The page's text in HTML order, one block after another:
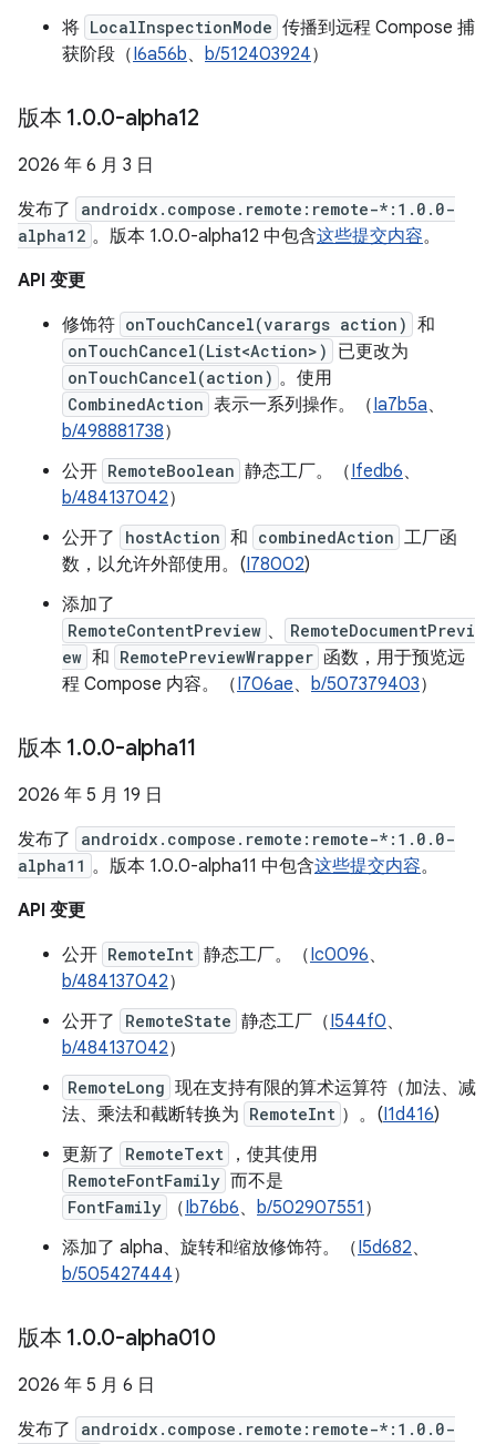
将 LocalInspectionMode 传播到远程 Compose 捕
获阶段（I6a56b、 b/512403924）
版本 1.0.0-alpha12
2026 年 6 月 3 日
发布了
androidx.compose.remote:remote-*:1.0.0-
alpha12 。版本 1.0.0-alpha12 中包含这些提交内容。
API 变更
修饰符 onTouchCancel(varargs action) 和
onTouchCancel(List<Action>) 已更改为
onTouchCancel(action) 。使用
CombinedAction 表示一系列操作。（Ia7b5a、
b/498881738）
公开 RemoteBoolean 静态工厂。（Ifedb6、
b/484137042）
公开了
hostAction 和 combinedAction 工厂函
数，以允许外部使用。(I78002)
添加了
RemoteContentPreview 、
RemoteDocumentPrevi
ew 和 RemotePreviewWrapper 函数，用于预览远
程 Compose 内容。（I706ae、 b/507379403）
版本 1.0.0-alpha11
2026 年 5 月 19 日
发布了
androidx.compose.remote:remote-*:1.0.0-
alpha11 。版本 1.0.0-alpha11 中包含这些提交内容。
API 变更
公开 RemoteInt 静态工厂。（Ic0096、
b/484137042）
公开了
RemoteState 静态工厂（I544f0、
b/484137042）
RemoteLong 现在支持有限的算术运算符（加法、减
法、乘法和截断转换为 RemoteInt ）。(I1d416)
更新了
RemoteText ，使其使用
RemoteFontFamily 而不是
FontFamily （Ib76b6、 b/502907551 ）
添加了 alpha、旋转和缩放修饰符。（I5d682、
b/505427444）
版本 1.0.0-alpha010
2026 年 5 月 6 日
发布了
androidx.compose.remote:remote-*:1.0.0-